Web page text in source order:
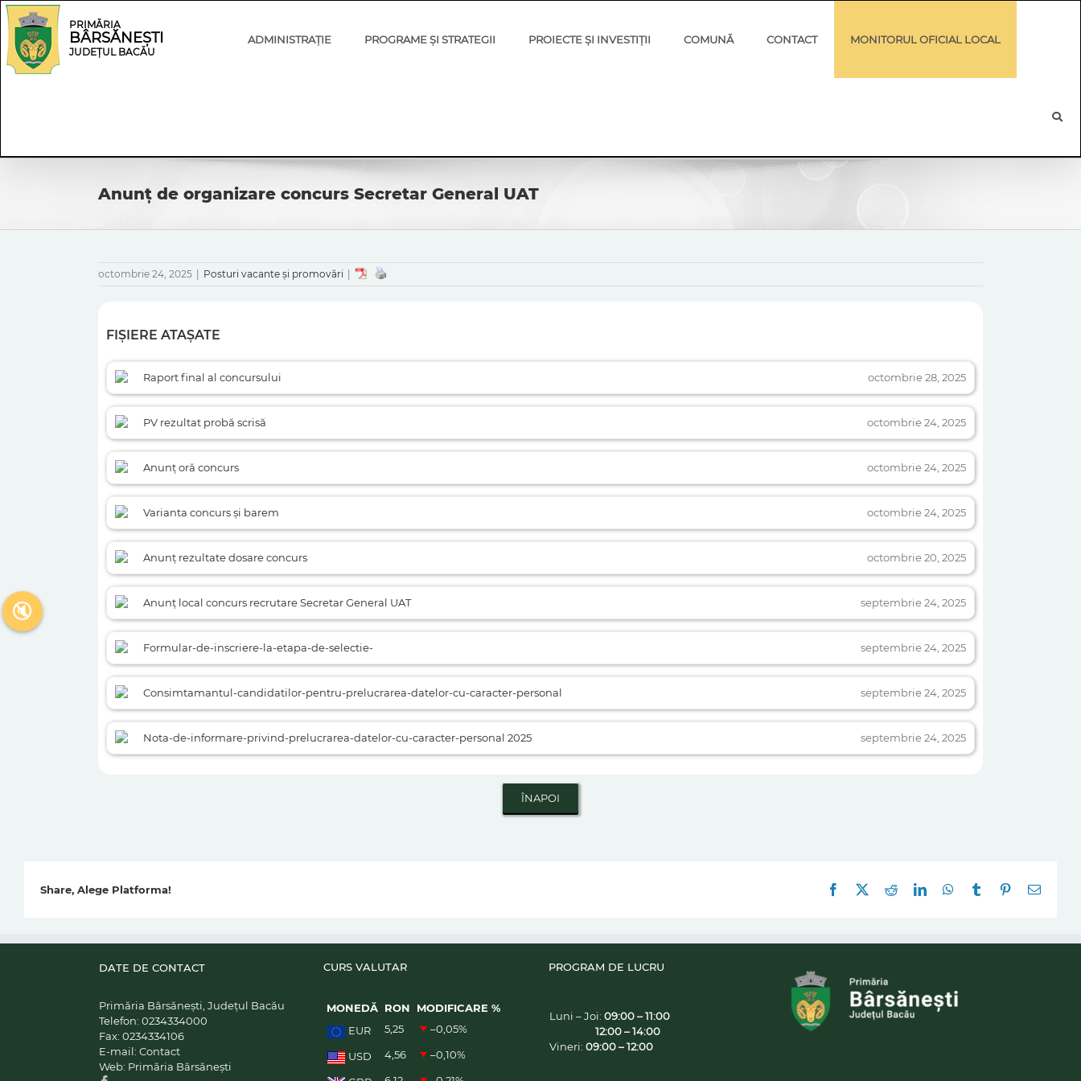
Skip
to
content
Skip
Navigation
PRIMĂRIA
BÂRSĂNEȘTI
JUDEȚUL BACĂU
ADMINISTRAȚIE PROGRAME ȘI STRATEGII PROIECTE ȘI INVESTIȚII COMUNĂ CONTACT MONITORUL OFICIAL LOCAL
Anunț de organizare concurs Secretar General UAT
octombrie 24, 2025 Posturi vacante și promovări
FIȘIERE ATAȘATE
Raport final al concursului octombrie 28, 2025
PV rezultat probă scrisă octombrie 24, 2025
Anunț oră concurs octombrie 24, 2025
Varianta concurs și barem octombrie 24, 2025
Anunț rezultate dosare concurs octombrie 20, 2025
Anunț local concurs recrutare Secretar General UAT septembrie 24, 2025
Formular-de-inscriere-la-etapa-de-selectie- septembrie 24, 2025
Consimtamantul-candidatilor-pentru-prelucrarea-datelor-cu-caracter-personal septembrie 24, 2025
Nota-de-informare-privind-prelucrarea-datelor-cu-caracter-personal 2025 septembrie 24, 2025
Share, Alege Platforma! Facebook RedditLinkedInWhatsApp
Tumblr Pinterest
E-
DATE DE CONTACT
Primăria Bârsănești, Județul Bacău
Telefon: 0234334000
Fax: 0234334106
E-mail: Contact
Web: Primăria Bârsănești
CURS VALUTAR
MONEDĂ RON
MODIFICARE %
EUR
5,25 –0,05%
USD 4,56 –0,10%
PROGRAM DE LUCRU
Luni – Joi: 09:00 – 11:00
12:00 – 14:00
Vineri: 09:00 – 12:00
🔇